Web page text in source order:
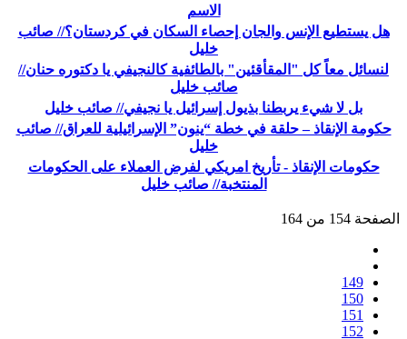
الاسم
هل يستطيع الإنس والجان إحصاء السكان في كردستان؟// صائب
خليل
لنسائل معاً كل "المقأقئين" بالطائفية كالنجيفي يا دكتوره حنان//
صائب خليل
بل لا شيء يربطنا بذيول إسرائيل يا نجيفي// صائب خليل
حكومة الإنقاذ – حلقة في خطة “ينون” الإسرائيلية للعراق// صائب
خليل
حكومات الإنقاذ - تأريخ امريكي لفرض العملاء على الحكومات
المنتخبة// صائب خليل
الصفحة 154 من 164
149
150
151
152